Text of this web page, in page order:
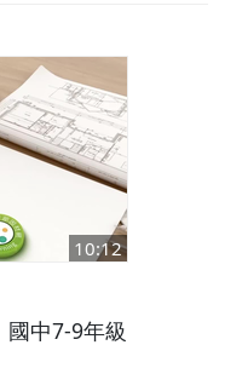
10:12
國中7-9年級